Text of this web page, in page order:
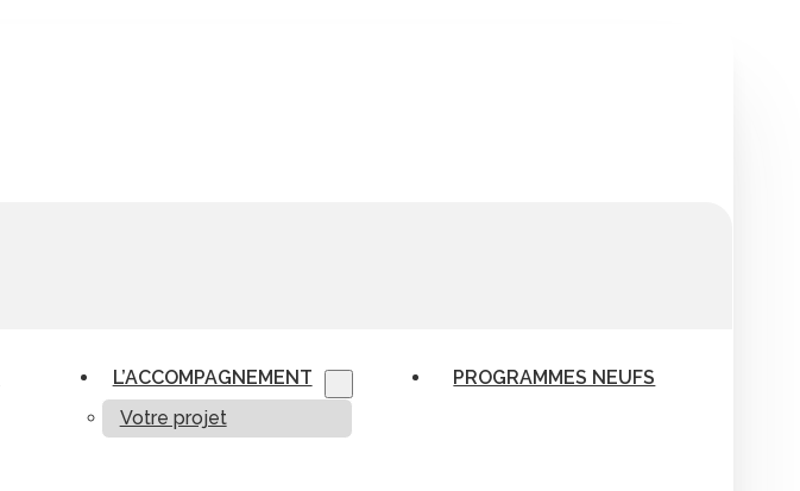
L’ACCOMPAGNEMENT
Votre projet
PROGRAMMES NEUFS